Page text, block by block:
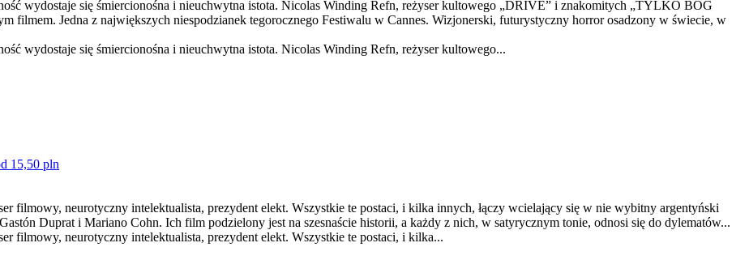
wydostaje się śmiercionośna i nieuchwytna istota. Nicolas Winding Refn, reżyser kultowego „DRIVE” i znakomitych „TYLKO BÓG
Jedna z największych niespodzianek tegorocznego Festiwalu w Cannes. Wizjonerski, futurystyczny horror osadzony w świecie, w
wydostaje się śmiercionośna i nieuchwytna istota. Nicolas Winding Refn, reżyser kultowego...
15,50 pln
filmowy, neurotyczny intelektualista, prezydent elekt. Wszystkie te postaci, i kilka innych, łączy wcielający się w nie wybitny argentyński
Duprat i Mariano Cohn. Ich film podzielony jest na szesnaście historii, a każdy z nich, w satyrycznym tonie, odnosi się do dylematów...
filmowy, neurotyczny intelektualista, prezydent elekt. Wszystkie te postaci, i kilka...